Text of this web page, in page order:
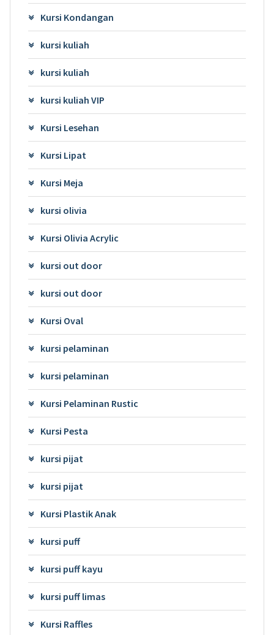
Kursi Kondangan
kursi kuliah
kursi kuliah
kursi kuliah VIP
Kursi Lesehan
Kursi Lipat
Kursi Meja
kursi olivia
Kursi Olivia Acrylic
kursi out door
kursi out door
Kursi Oval
kursi pelaminan
kursi pelaminan
Kursi Pelaminan Rustic
Kursi Pesta
kursi pijat
kursi pijat
Kursi Plastik Anak
kursi puff
kursi puff kayu
kursi puff limas
Kursi Raffles